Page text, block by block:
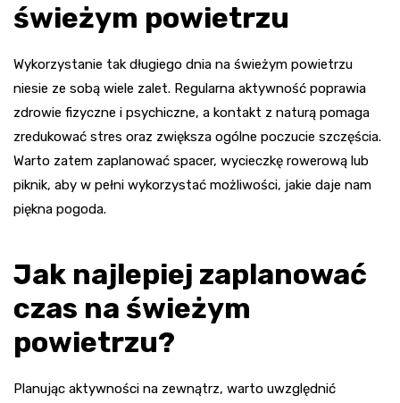
świeżym powietrzu
Wykorzystanie tak długiego dnia na świeżym powietrzu
niesie ze sobą wiele zalet. Regularna aktywność poprawia
zdrowie fizyczne i psychiczne, a kontakt z naturą pomaga
zredukować stres oraz zwiększa ogólne poczucie szczęścia.
Warto zatem zaplanować spacer, wycieczkę rowerową lub
piknik, aby w pełni wykorzystać możliwości, jakie daje nam
piękna pogoda.
Jak najlepiej zaplanować
czas na świeżym
powietrzu?
Planując aktywności na zewnątrz, warto uwzględnić